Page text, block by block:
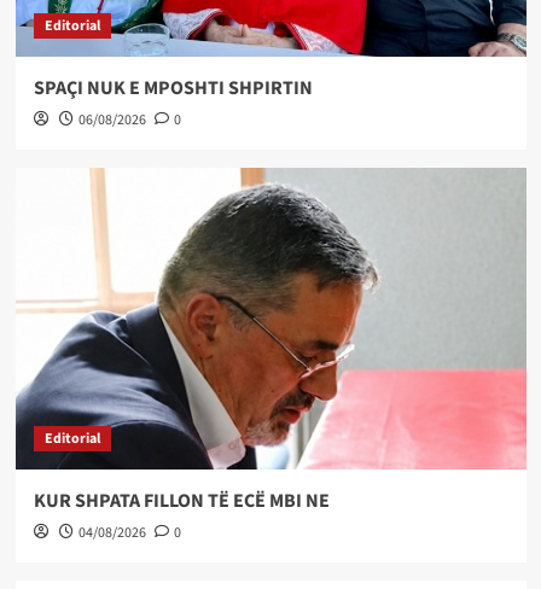
Editorial
SPAÇI NUK E MPOSHTI SHPIRTIN
06/08/2026 0
Editorial
KUR SHPATA FILLON TË ECË MBI NE
04/08/2026 0